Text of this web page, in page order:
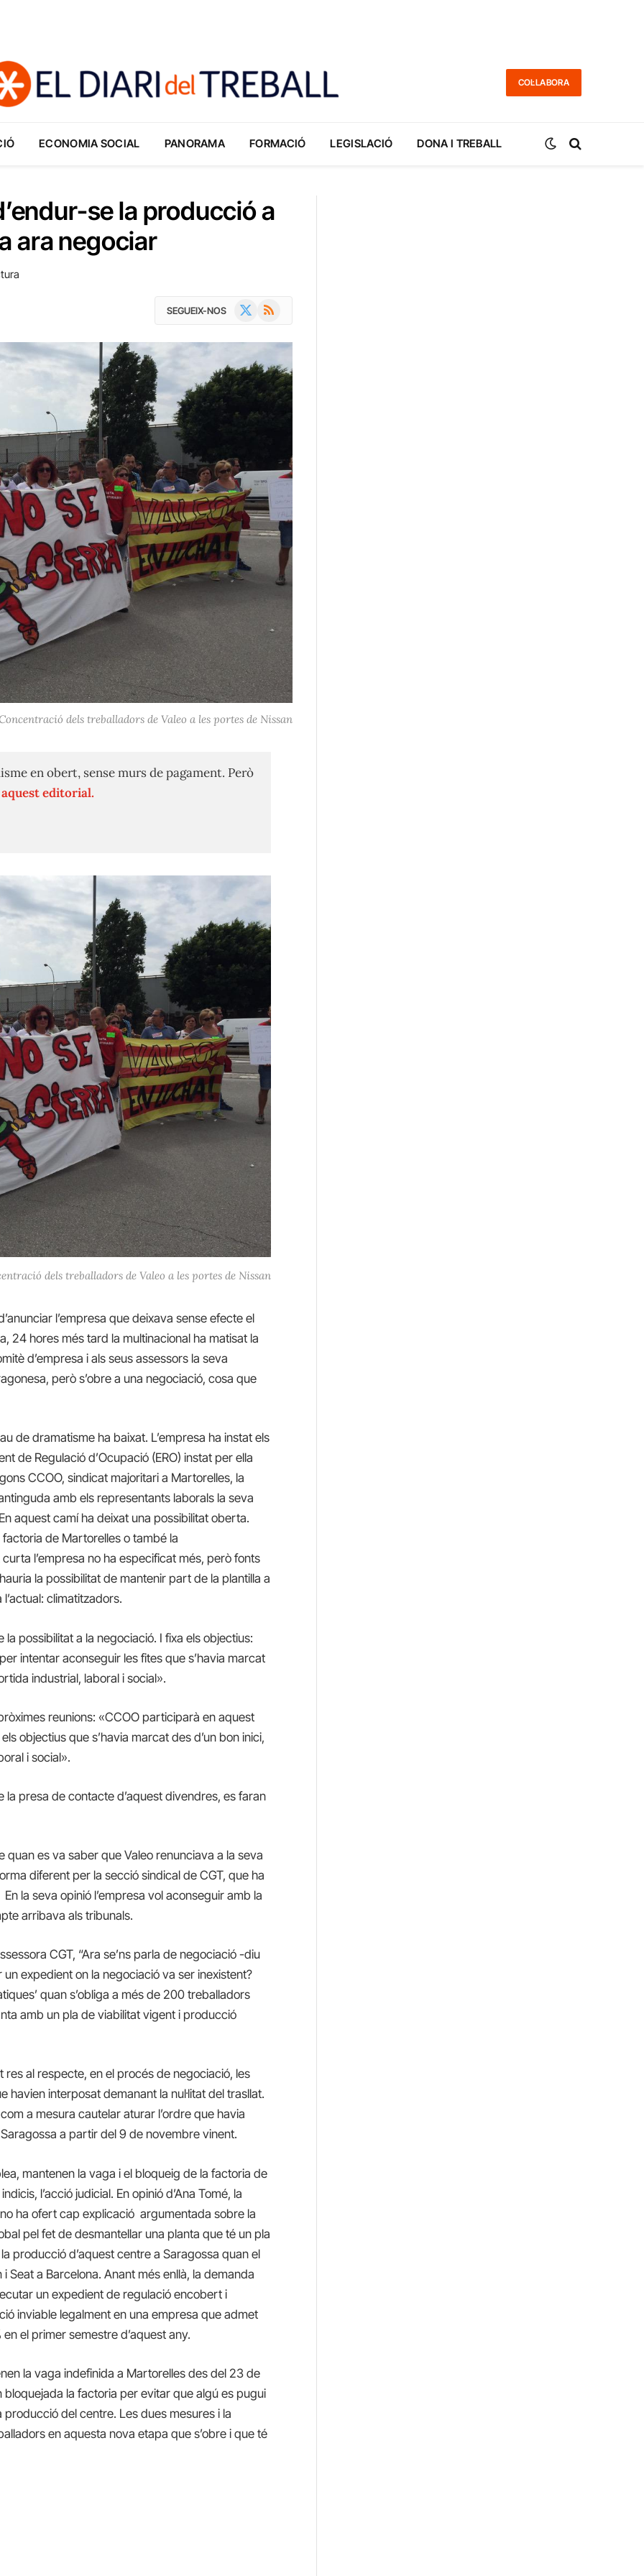
COL·LABORA
ECONOMIA SOCIAL PANORAMA FORMACIÓ LEGISLACIÓ DONA I TREBALL
se la producció a
ara negociar
SEGUEIX-NOS RSS
dels treballadors de Valeo a les portes de Nissan
en obert, sense murs de pagament. Però
aquest editorial.
dels treballadors de Valeo a les portes de Nissan
l’empresa que deixava sense efecte el
24 hores més tard la multinacional ha matisat la
d’empresa i als seus assessors la seva
però s’obre a una negociació, cosa que
de dramatisme ha baixat. L’empresa ha instat els
de Regulació d’Ocupació (ERO) instat per ella
CCOO, sindicat majoritari a Martorelles, la
amb els representants laborals la seva
aquest camí ha deixat una possibilitat oberta.
de Martorelles o també la
l’empresa no ha especificat més, però fonts
la possibilitat de mantenir part de la plantilla a
climatitzadors.
possibilitat a la negociació. I fixa els objectius:
intentar aconseguir les fites que s’havia marcat
industrial, laboral i social».
reunions: «CCOO participarà en aquest
objectius que s’havia marcat des d’un bon inici,
i social».
presa de contacte d’aquest divendres, es faran
quan es va saber que Valeo renunciava a la seva
diferent per la secció sindical de CGT, que ha
la seva opinió l’empresa vol aconseguir amb la
arribava als tribunals.
CGT, “Ara se’ns parla de negociació -diu
expedient on la negociació va ser inexistent?
quan s’obliga a més de 200 treballadors
amb un pla de viabilitat vigent i producció
res al respecte, en el procés de negociació, les
interposat demanant la nul·litat del trasllat.
a mesura cautelar aturar l’ordre que havia
a partir del 9 de novembre vinent.
mantenen la vaga i el bloqueig de la factoria de
l’acció judicial. En opinió d’Ana Tomé, la
ha ofert cap explicació argumentada sobre la
pel fet de desmantellar una planta que té un pla
producció d’aquest centre a Saragossa quan el
Seat a Barcelona. Anant més enllà, la demanda
un expedient de regulació encobert i
inviable legalment en una empresa que admet
el primer semestre d’aquest any.
la vaga indefinida a Martorelles des del 23 de
bloquejada la factoria per evitar que algú es pugui
del centre. Les dues mesures i la
en aquesta nova etapa que s’obre i que té